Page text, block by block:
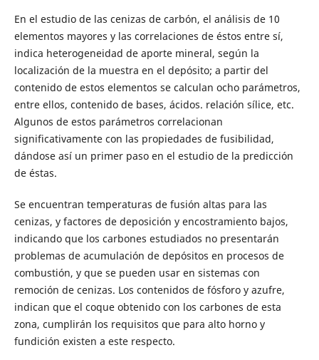
En el estudio de las cenizas de carbón, el análisis de 10
elementos mayores y las correlaciones de éstos entre sí,
indica heterogeneidad de aporte mineral, según la
localización de la muestra en el depósito; a partir del
contenido de estos elementos se calculan ocho parámetros,
entre ellos, contenido de bases, ácidos. relación sílice, etc.
Algunos de estos parámetros correlacionan
significativamente con las propiedades de fusibilidad,
dándose así un primer paso en el estudio de la predicción
de éstas.
Se encuentran temperaturas de fusión altas para las
cenizas, y factores de deposición y encostramiento bajos,
indicando que los carbones estudiados no presentarán
problemas de acumulación de depósitos en procesos de
combustión, y que se pueden usar en sistemas con
remoción de cenizas. Los contenidos de fósforo y azufre,
indican que el coque obtenido con los carbones de esta
zona, cumplirán los requisitos que para alto horno y
fundición existen a este respecto.